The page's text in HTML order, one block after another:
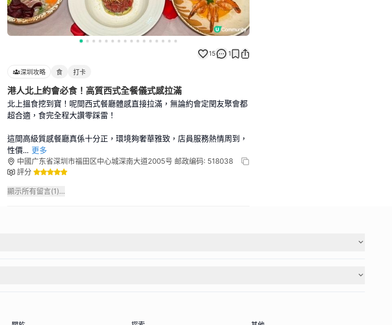
15 1
深圳攻略 食 打卡
港人北上約會必食！高質西式全餐儀式感拉滿
北上搵食挖到寶！呢間西式餐廳體感直接拉滿，無論約會定閏友聚會都
超合適，食完全程大讚零踩雷！
這間高級質感餐廳真係十分正，環境夠奢華雅致，店員服務熱情周到，
性價... 更多
中國广东省深圳市福田区中心城深南大道2005号 邮政编码: 518038
評分
顯示所有留言(1)...